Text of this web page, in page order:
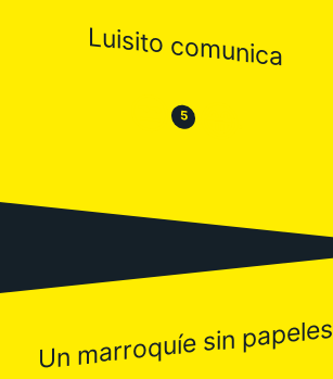
Luisito comunica
😒 5 😂
Un marroquíe sin papeles